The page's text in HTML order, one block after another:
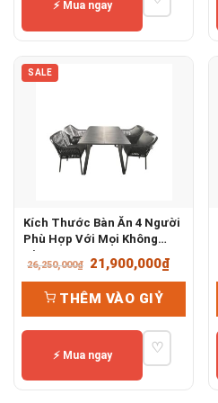
⚡ Mua ngay
SALE
Kích Thước Bàn Ăn 4 Người
Phù Hợp Với Mọi Không
Gian
26,250,000₫
Giá
gốc
là:
26,250,000₫.
21,900,000₫Giá
hiện
THÊM VÀO GIỶ
⚡ Mua ngay ♡